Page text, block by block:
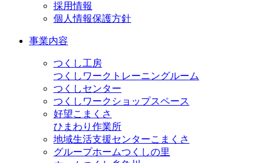
採用情報
個人情報保護方針
事業内容
つくし工房
つくしワークトレーニングルーム
つくしセンター
つくしワークショップスペース
好望こまくさ
ひまわり作業所
地域生活支援センターこまくさ
グループホームつくしの里